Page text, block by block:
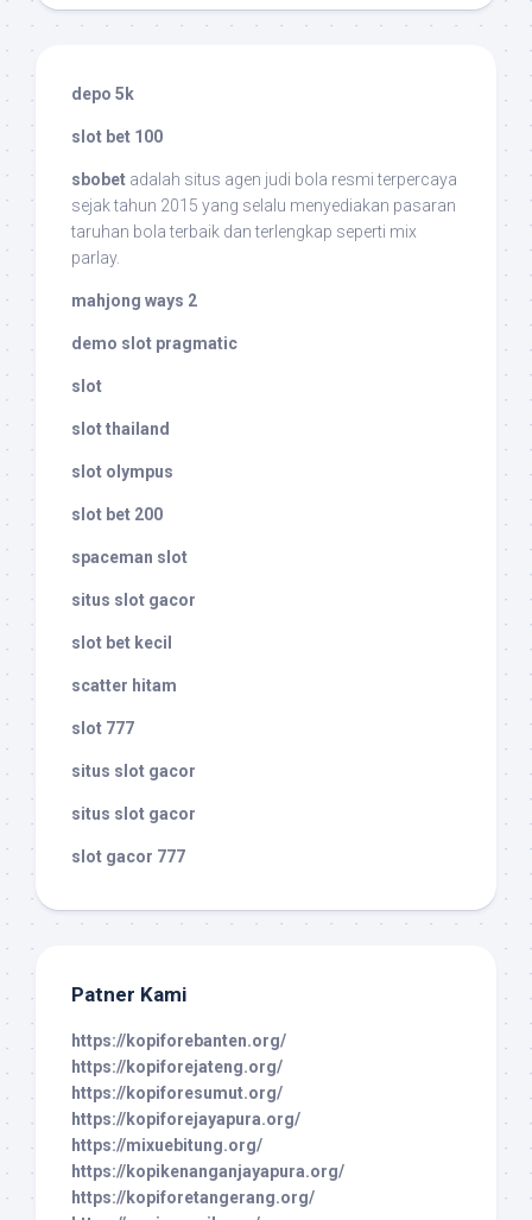
depo 5k
slot bet 100
sbobet adalah situs agen judi bola resmi terpercaya
sejak tahun 2015 yang selalu menyediakan pasaran
taruhan bola terbaik dan terlengkap seperti mix
parlay.
mahjong ways 2
demo slot pragmatic
slot
slot thailand
slot olympus
slot bet 200
spaceman slot
situs slot gacor
slot bet kecil
scatter hitam
slot 777
situs slot gacor
situs slot gacor
slot gacor 777
Patner Kami
https://kopiforebanten.org/
https://kopiforejateng.org/
https://kopiforesumut.org/
https://kopiforejayapura.org/
https://mixuebitung.org/
https://kopikenanganjayapura.org/
https://kopiforetangerang.org/